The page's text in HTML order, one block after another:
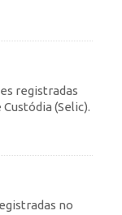
registradas
(Selic).
no